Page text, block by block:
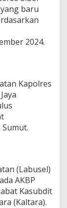
baru
2024.
Kapolres
(Labusel)
AKBP
Kasubdit
(Kaltara).